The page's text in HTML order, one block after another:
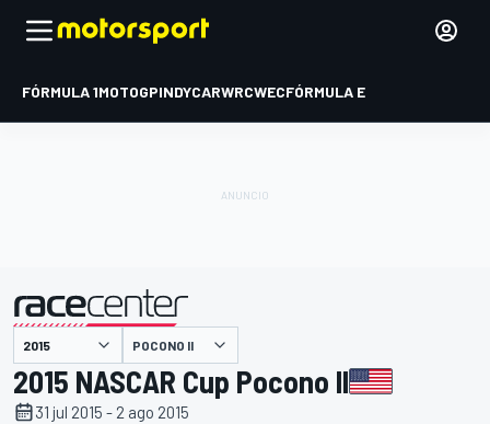
FÓRMULA 1MOTOGPINDYCARWRCWECFÓRMULA E
presentado por POCONO II
2015 NASCAR Cup Pocono II
31 jul 2015 - 2 ago 2015